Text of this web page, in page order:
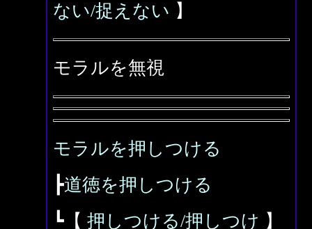
ない/捉えない 】
モラルを無視
モラルを押しつける
┣道徳を押しつける
┗【 押しつける/押しつけ 】